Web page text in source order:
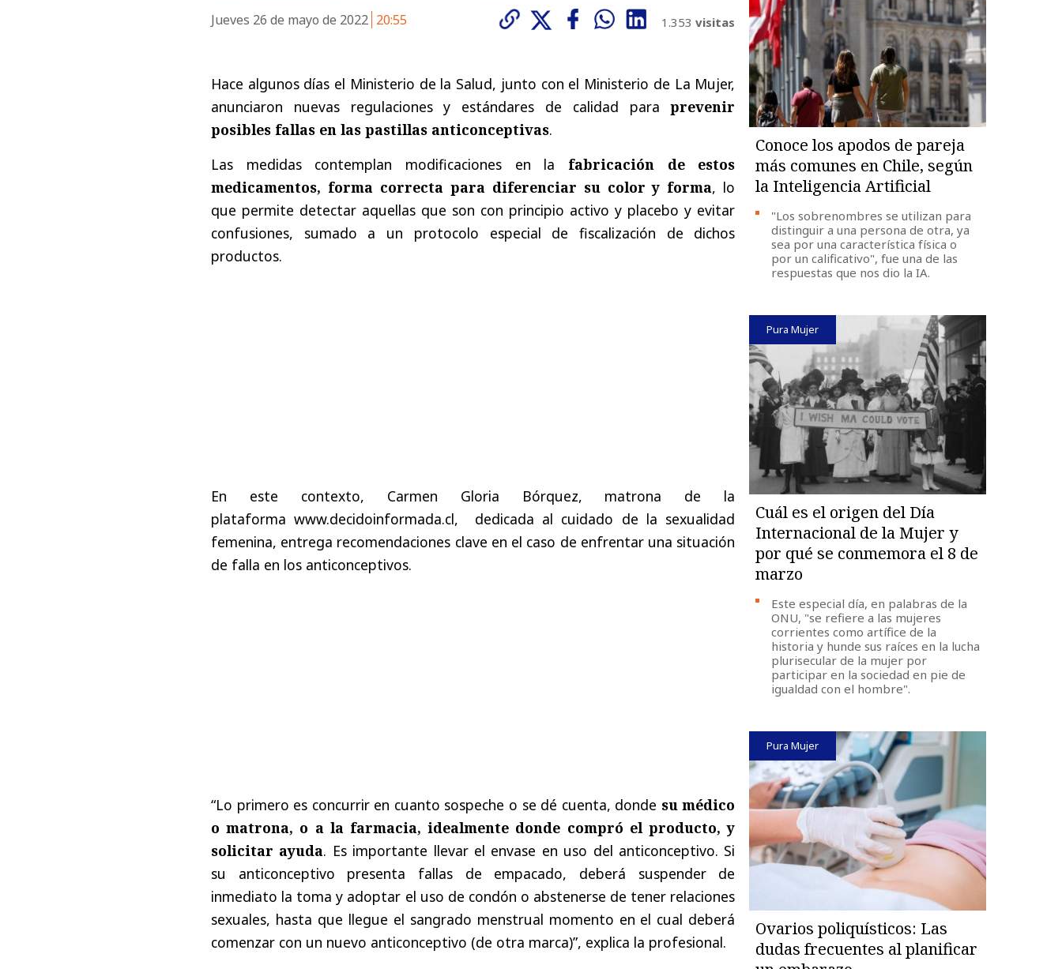
Jueves 26 de mayo de 2022 20:55 1.353 visitas
Hace algunos días el Ministerio de la Salud, junto con el Ministerio de La Mujer,
anunciaron nuevas regulaciones y estándares de calidad paraprevenir
posibles fallas en las pastillas anticonceptivas.
Las medidas contemplan modificaciones en la fabricación de estos
medicamentos, forma correcta para diferenciar su color y forma, lo
que permite detectar aquellas que son con principio activo y placebo y evitar
confusiones, sumado a un protocolo especial de fiscalización de dichos
productos.
En este contexto, Carmen Gloria Bórquez, matrona de la
plataforma www.decidoinformada.cl, dedicada al cuidado de la sexualidad
femenina, entrega recomendaciones clave en el caso de enfrentar una situación
de falla en los anticonceptivos.
“Lo primero es concurrir en cuanto sospeche o se dé cuenta, donde su médico
o matrona, o a la farmacia, idealmente donde compró el producto, y
solicitar ayuda. Es importante llevar el envase en uso del anticonceptivo. Si
su anticonceptivo presenta fallas de empacado, deberá suspender de
inmediato la toma y adoptar el uso de condón o abstenerse de tener relaciones
sexuales, hasta que llegue el sangrado menstrual momento en el cual deberá
comenzar con un nuevo anticonceptivo (de otra marca)”, explica la profesional.
Conoce los apodos de pareja
más comunes en Chile, según
la Inteligencia Artificial
"Los sobrenombres se utilizan para
distinguir a una persona de otra, ya
sea por una característica física o
por un calificativo", fue una de las
respuestas que nos dio la IA.
Pura Mujer
Cuál es el origen del Día
Internacional de la Mujer y
por qué se conmemora el 8 de
marzo
Este especial día, en palabras de la
ONU, "se refiere a las mujeres
corrientes como artífice de la
historia y hunde sus raíces en la lucha
plurisecular de la mujer por
participar en la sociedad en pie de
igualdad con el hombre".
Pura Mujer
Ovarios poliquísticos: Las
dudas frecuentes al planificar